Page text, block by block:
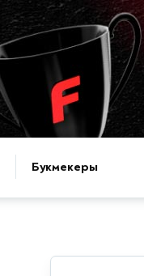
Букмекеры